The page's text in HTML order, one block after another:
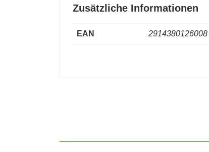
Zusätzliche Informationen
EAN 2914380126008